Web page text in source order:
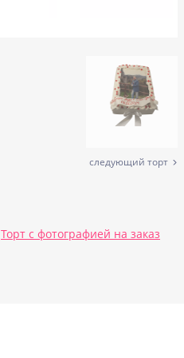
следующий торт
Торт с фотографией на заказ